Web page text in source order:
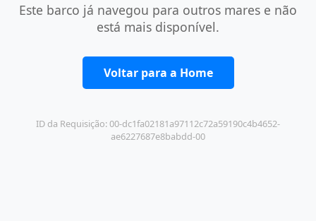
Este barco já navegou para outros mares e não
está mais disponível.
Voltar para a Home
ID da Requisição: 00-dc1fa02181a97112c72a59190c4b4652-
ae6227687e8babdd-00